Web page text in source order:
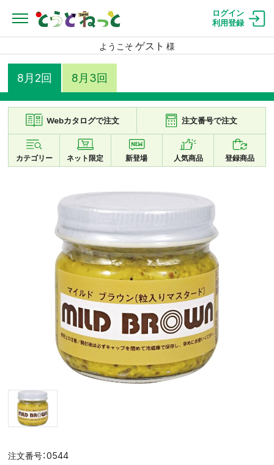
ログイン
利用登録
ようこそ ゲスト 様
8月2回 8月3回
Webカタログで注文 注文番号で注文
カテゴリー ネット限定 新登場 人気商品 登録商品
0544